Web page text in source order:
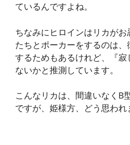
ているんですよね。
ちなみにヒロインはリカが
たちとポーカーをするのは
するためもあるけれど、『
ないかと推測しています。
こんなリカは、間違いなくB
ですが、姫様方、どう思われ